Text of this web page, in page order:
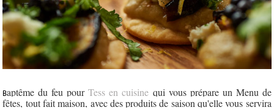
Baptême du feu pourTess en cuisine qui vousprépare un Menu de
fêtes, tout fait maison, avec des produits de saison qu'elle vous servira